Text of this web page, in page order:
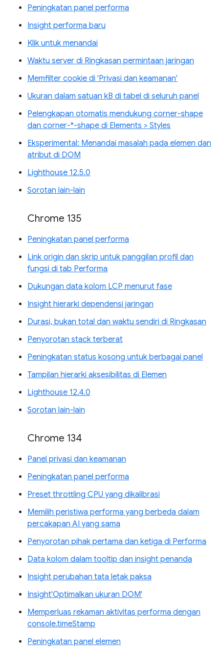
Peningkatan panel performa
Insight performa baru
Klik untuk menandai
Waktu server di Ringkasan permintaan jaringan
Memfilter cookie di 'Privasi dan keamanan'
Ukuran dalam satuan kB di tabel di seluruh panel
Pelengkapan otomatis mendukung corner-shape
dan corner-*-shape di Elements > Styles
Eksperimental: Menandai masalah pada elemen dan
atribut di DOM
Lighthouse 12.5.0
Sorotan lain-lain
Chrome 135
Peningkatan panel performa
Link origin dan skrip untuk panggilan profil dan
fungsi di tab Performa
Dukungan data kolom LCP menurut fase
Insight hierarki dependensi jaringan
Durasi, bukan total dan waktu sendiri di Ringkasan
Penyorotan stack terberat
Peningkatan status kosong untuk berbagai panel
Tampilan hierarki aksesibilitas di Elemen
Lighthouse 12.4.0
Sorotan lain-lain
Chrome 134
Panel privasi dan keamanan
Peningkatan panel performa
Preset throttling CPU yang dikalibrasi
Memilih peristiwa performa yang berbeda dalam
percakapan AI yang sama
Penyorotan pihak pertama dan ketiga di Performa
Data kolom dalam tooltip dan insight penanda
Insight perubahan tata letak paksa
Insight'Optimalkan ukuran DOM'
Memperluas rekaman aktivitas performa dengan
console.timeStamp
Peningkatan panel elemen